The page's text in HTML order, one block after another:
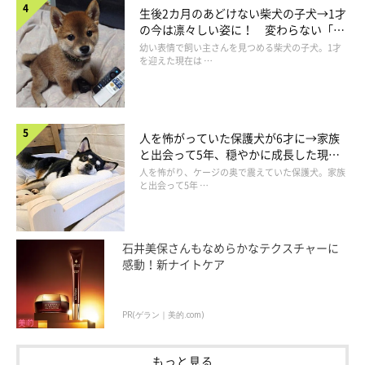
生後2カ月のあどけない柴犬の子犬→1才
の今は凛々しい姿に！ 変わらない「く
りくりおめめ」にもほっこり
幼い表情で飼い主さんを見つめる柴犬の子犬。1才
を迎えた現在は …
人を怖がっていた保護犬が6才に→家族
と出会って5年、穏やかに成長した現在
の姿にグッとくる
人を怖がり、ケージの奥で震えていた保護犬。家族
と出会って5年 …
石井美保さんもなめらかなテクスチャーに
感動！新ナイトケア
PR(ゲラン｜美的.com)
もっと見る